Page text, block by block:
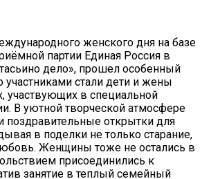
женского дня на базе
партии Единая Россия в
дело», прошел особенный
участниками стали дети и жены
участвующих в специальной
В уютной творческой атмосфере
поздравительные открытки для
в поделки не только старание,
Женщины тоже не остались в
присоединились к
занятие в теплый семейный